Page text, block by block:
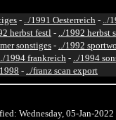
- ../1991 Oesterreich - ../
herbst festl- ../1992 herbst
sonstiges- ../1992
../1994 frankreich - ../1994
- ../franz scan export
Wednesday, 05-Jan-